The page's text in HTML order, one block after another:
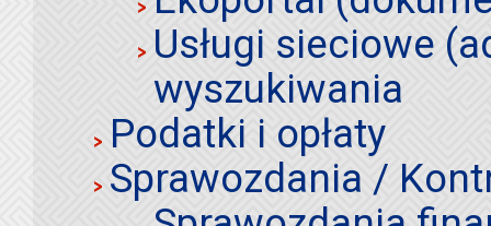
Usługi sieciowe
wyszukiwania
Podatki i opłaty
Sprawozdania /